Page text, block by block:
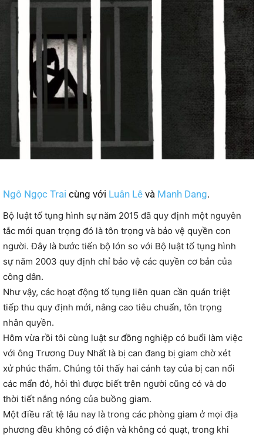
Ngô Ngọc Trai cùng với Luân Lê và Manh Dang.
Bộ luật tố tụng hình sự năm 2015 đã quy định một nguyên
tắc mới quan trọng đó là tôn trọng và bảo vệ quyền con
người. Đây là bước tiến bộ lớn so với Bộ luật tố tụng hình
sự năm 2003 quy định chỉ bảo vệ các quyền cơ bản của
công dân.
Như vậy, các hoạt động tố tụng liên quan cần quán triệt
tiếp thu quy định mới, nâng cao tiêu chuẩn, tôn trọng
nhân quyền.
Hôm vừa rồi tôi cùng luật sư đồng nghiệp có buổi làm việc
với ông Trương Duy Nhất là bị can đang bị giam chờ xét
xử phúc thẩm. Chúng tôi thấy hai cánh tay của bị can nổi
các mẩn đỏ, hỏi thì được biết trên người cũng có và do
thời tiết nắng nóng của buồng giam.
Một điều rất tệ lâu nay là trong các phòng giam ở mọi địa
phương đều không có điện và không có quạt, trong khi